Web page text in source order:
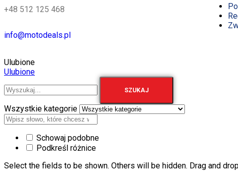
+48 512 125 468
info@motodeals.pl
Ulubione
Ulubione
SZUKAJ
Wszystkie kategorie
Schowaj podobne
Podkreśl różnice
Select the fields to be shown. Others will be hidden. Drag and